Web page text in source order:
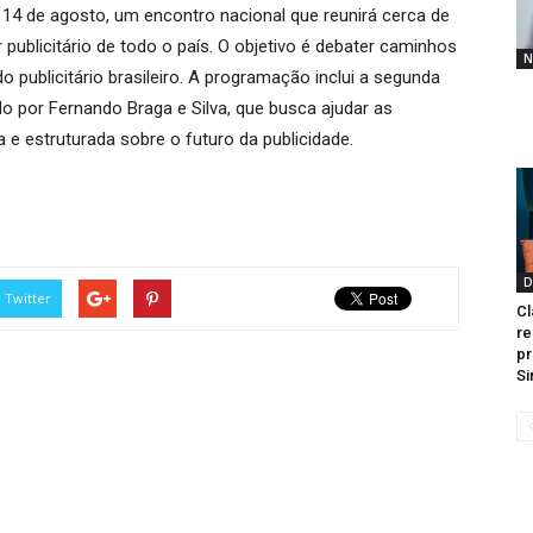
de agosto, um encontro nacional que reunirá cerca de
de todo o país. O objetivo é debater caminhos
publicitário brasileiro. A programação inclui a segunda
Fernando Braga e Silva, que busca ajudar as
estruturada sobre o futuro da publicidade.
Twitter